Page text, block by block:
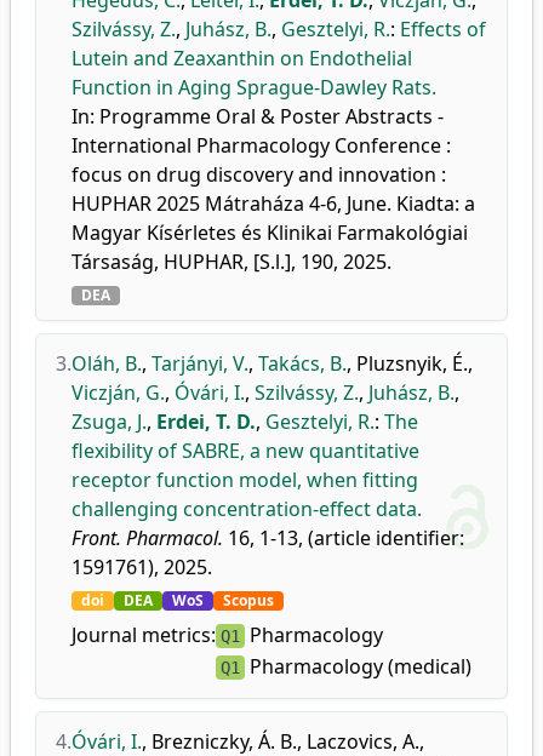
Szilvássy, Z., Juhász, B., Gesztelyi, R.: Effects of
Lutein and Zeaxanthin on Endothelial
Function in Aging Sprague-Dawley Rats.
In: Programme Oral & Poster Abstracts -
International Pharmacology Conference :
focus on drug discovery and innovation :
HUPHAR 2025 Mátraháza 4-6, June. Kiadta: a
Magyar Kísérletes és Klinikai Farmakológiai
Társaság, HUPHAR, [S.l.], 190, 2025.
DEA
3.Oláh, B., Tarjányi, V., Takács, B., Pluzsnyik, É.,
Viczján, G., Óvári, I., Szilvássy, Z., Juhász, B.,
Zsuga, J., Erdei, T. D., Gesztelyi, R.: The
flexibility of SABRE, a new quantitative
receptor function model, when fitting
challenging concentration-effect data.
Front. Pharmacol. 16, 1-13, (article identifier:
1591761), 2025.
doi DEA WoS Scopus
Journal metrics: Q1 Pharmacology
Q1 Pharmacology (medical)
4.Óvári, I., Brezniczky, Á. B., Laczovics, A.,